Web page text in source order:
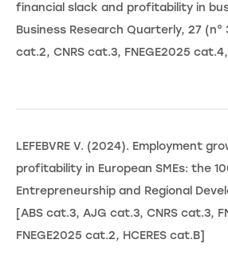
financial slack and profitability in
Business Research Quarterly, 27 (n°
cat.2, CNRS cat.3, FNEGE2025 cat.4,
LEFEBVRE V. (2024). Employment
profitability in European SMEs: the
Entrepreneurship and Regional
[ABS cat.3, AJG cat.3, CNRS cat.3,
FNEGE2025 cat.2, HCERES cat.B]